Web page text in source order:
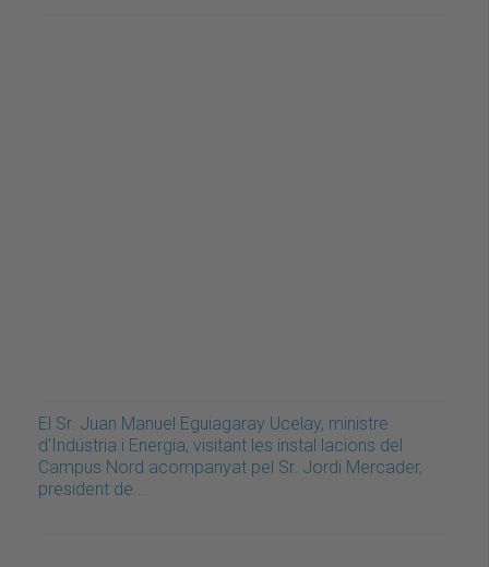
El Sr. Juan Manuel Eguiagaray Ucelay, ministre
d'Indústria i Energia, visitant les instal·lacions del
Campus Nord acompanyat pel Sr. Jordi Mercader,
president de…